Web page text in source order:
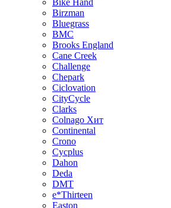
Bike Hand
Birzman
Bluegrass
BMC
Brooks England
Cane Creek
Challenge
Chepark
Ciclovation
CityCycle
Clarks
Colnago Хит
Continental
Crono
Cycplus
Dahon
Deda
DMT
e*Thirteen
Easton